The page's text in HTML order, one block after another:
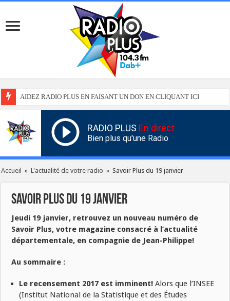
AIDEZ RADIO PLUS EN FAISANT UN DON EN CLIQUANT ICI
RADIO PLUS En direct
Bien plus qu'une Radio
Accueil » L'actualité de votre radio » Savoir Plus du 19 janvier
Savoir Plus du 19 janvier
Jeudi 19 janvier, retrouvez un nouveau numéro de
Savoir Plus, votre magazine consacré à l’actualité
départementale, en compagnie de Jean-Philippe!
Au sommaire :
Le recensement 2017 est imminent! Alors que l’INSEE
(Institut National de la Statistique et des Études